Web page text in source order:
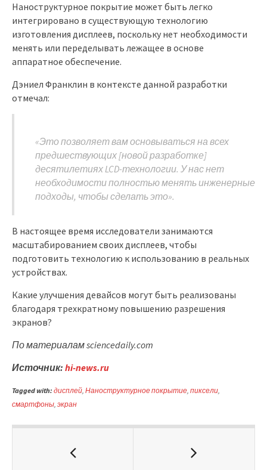
Наноструктурное покрытие может быть легко
интегрировано в существующую технологию
изготовления дисплеев, поскольку нет необходимости
менять или переделывать лежащее в основе
аппаратное обеспечение.
Дэниел Франклин в контексте данной разработки
отмечал:
«Это позволяет вам основываться на всех
предшествующих [новой разработке]
десятилетиях LCD-технологии. У нас нет
необходимости полностью менять инженерные
подходы, чтобы сделать это».
В настоящее время исследователи занимаются
масштабированием своих дисплеев, чтобы
подготовить технологию к использованию в реальных
устройствах.
Какие улучшения девайсов могут быть реализованы
благодаря трехкратному повышению разрешения
экранов?
По материалам sciencedaily.com
Источник: hi-news.ru
Tagged with: дисплей, Наноструктурное покрытие, пиксели,
смартфоны, экран